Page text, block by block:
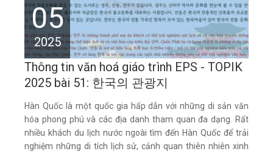
05
2025
Thông tin văn hoá giáo trình EPS - TOPIK
2025 bài 51: 한국의 관광지
Hàn Quốc là một quốc gia hấp dẫn với những di sản văn
hóa phong phú và các địa danh tham quan đa dạng. Rất
nhiều khách du lịch nước ngoài tìm đến Hàn Quốc để trải
nghiệm những di tích lịch sử, cảnh quan thiên nhiên xinh